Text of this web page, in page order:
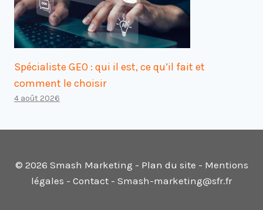
Spécialiste GEO : qui il est, ce qu’il fait et
comment le choisir
4 août 2026
© 2026 Smash Marketing - Plan du site - Mentions
légales - Contact - Smash-marketing@sfr.fr